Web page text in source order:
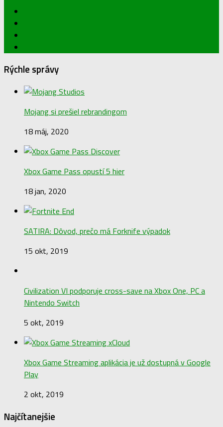
Rýchle správy
Mojang si prešiel rebrandingom
18 máj, 2020
Xbox Game Pass opustí 5 hier
18 jan, 2020
SATIRA: Dôvod, prečo má Forknife výpadok
15 okt, 2019
Civilization VI podporuje cross-save na Xbox One, PC a
Nintendo Switch
5 okt, 2019
Xbox Game Streaming aplikácia je už dostupná v Google
Play
2 okt, 2019
Najčítanejšie